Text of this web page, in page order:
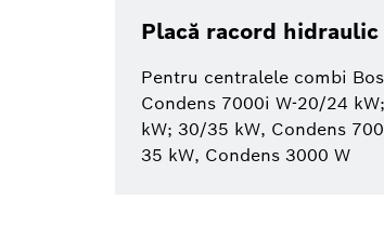
Placă racord hidraulic
Pentru centralele combi
Condens 7000i W-20/24
kW; 30/35 kW, Condens
35 kW, Condens 3000 W